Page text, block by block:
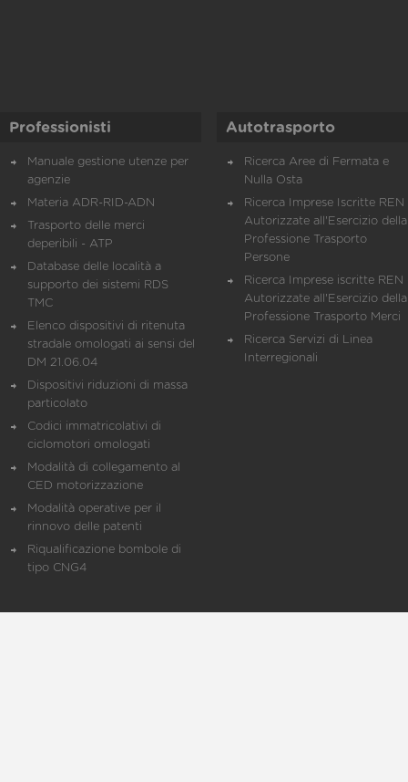
Professionisti
Manuale gestione utenze per
agenzie
Materia ADR-RID-ADN
Trasporto delle merci
deperibili - ATP
Database delle località a
supporto dei sistemi RDS
TMC
Elenco dispositivi di ritenuta
stradale omologati ai sensi del
DM 21.06.04
Dispositivi riduzioni di massa
particolato
Codici immatricolativi di
ciclomotori omologati
Modalità di collegamento al
CED motorizzazione
Modalità operative per il
rinnovo delle patenti
Riqualificazione bombole di
tipo CNG4
Autotrasporto
Ricerca Aree di Fermata e
Nulla Osta
Ricerca Imprese Iscritte REN
Autorizzate all'Esercizio della
Professione Trasporto
Persone
Ricerca Imprese iscritte REN
Autorizzate all'Esercizio della
Professione Trasporto Merci
Ricerca Servizi di Linea
Interregionali